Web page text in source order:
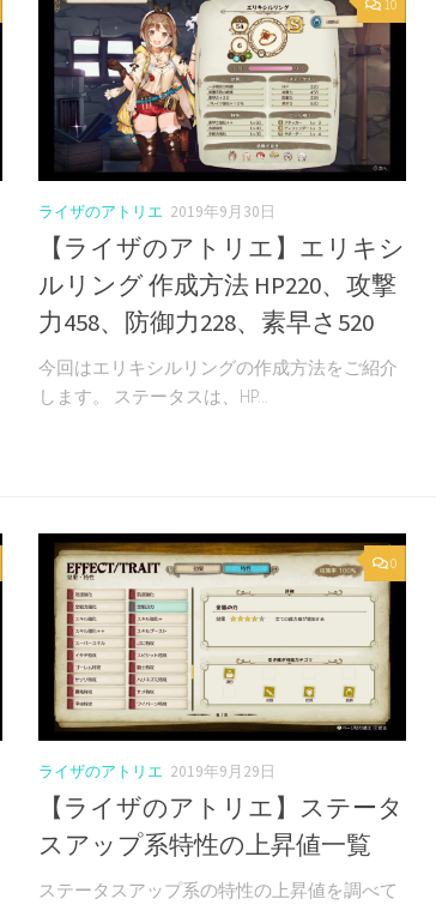
10
ライザのアトリエ 2019年9月30日
【ライザのアトリエ】エリキシ
ルリング 作成方法 HP220、攻撃
力458、防御力228、素早さ520
今回はエリキシルリングの作成方法をご紹介
します。 ステータスは、HP...
0
ライザのアトリエ 2019年9月29日
【ライザのアトリエ】ステータ
スアップ系特性の上昇値一覧
ステータスアップ系の特性の上昇値を調べて